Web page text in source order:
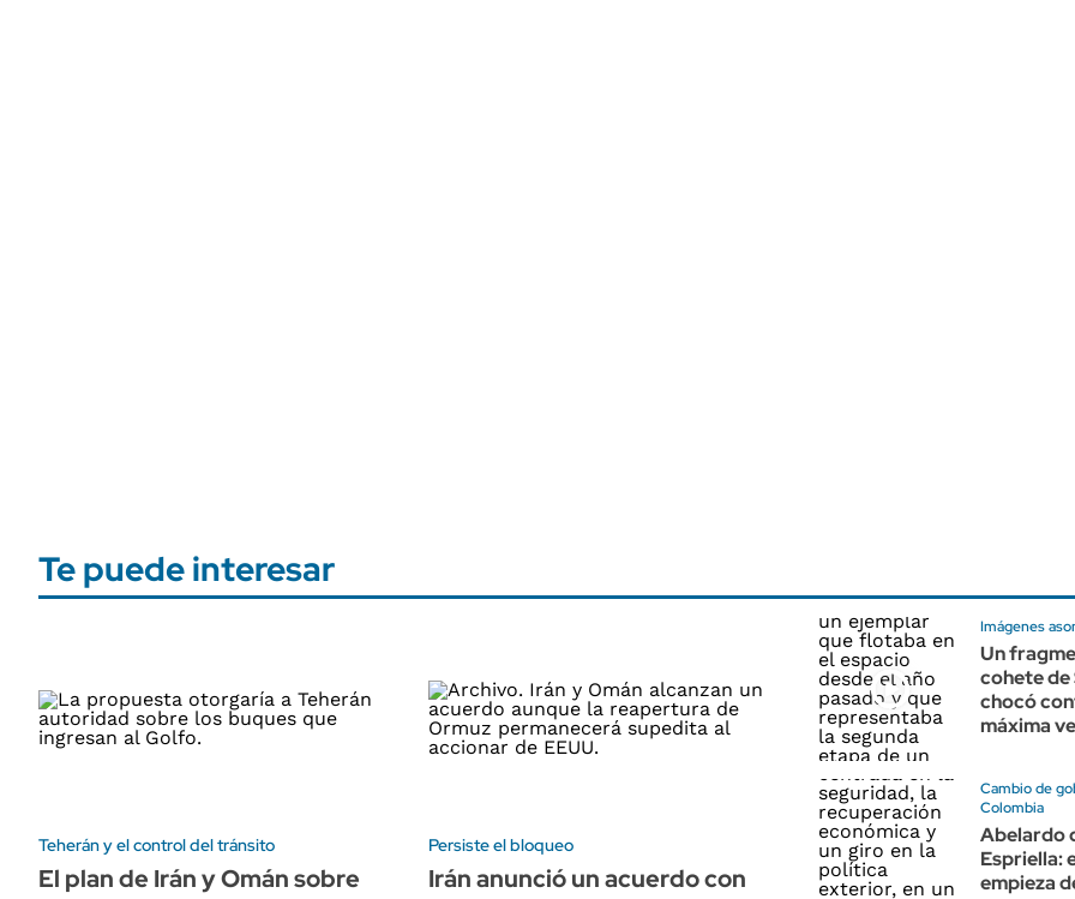
Te puede interesar
Teherán y el control del tránsito
El plan de Irán y Omán sobre
Persiste el bloqueo
Irán anunció un acuerdo con
Imágenes
Un
cohete de
chocó
máxima
Cambio de
Colombia
Abelardo
Espriella:
empieza